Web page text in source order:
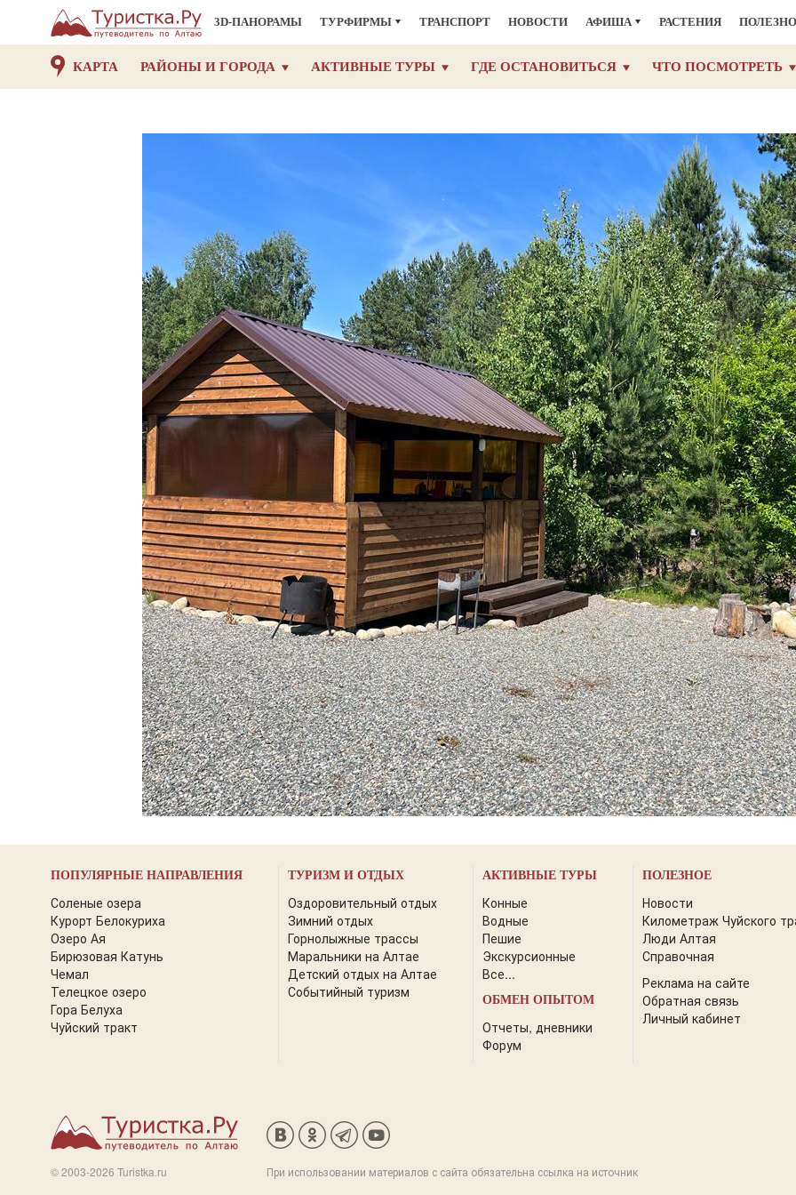
3D-ПАНОРАМЫ ТУРФИРМЫ ТРАНСПОРТ НОВОСТИ АФИША РАСТЕНИЯ
КАРТА РАЙОНЫ И ГОРОДА АКТИВНЫЕ ТУРЫ ГДЕ ОСТАНОВИТЬСЯ ЧТО ПОСМОТРЕТЬ
ПОПУЛЯРНЫЕ НАПРАВЛЕНИЯ
Соленые озера
Курорт Белокуриха
Озеро Ая
Бирюзовая Катунь
Чемал
Телецкое озеро
Гора Белуха
Чуйский тракт
ТУРИЗМ И ОТДЫХ
Оздоровительный отдых
Зимний отдых
Горнолыжные трассы
Маральники на Алтае
Детский отдых на Алтае
Событийный туризм
АКТИВНЫЕ ТУРЫ
Конные
Водные
Пешие
Экскурсионные
Все...
ОБМЕН ОПЫТОМ
Отчеты, дневники
Форум
ПОЛЕЗНОЕ
Новости
Километраж Чуйского
Люди Алтая
Справочная
Реклама на сайте
Обратная связь
Личный кабинет
© 2003-2026 Turistka.ru При использовании материалов с сайта обязательна ссылка на источник